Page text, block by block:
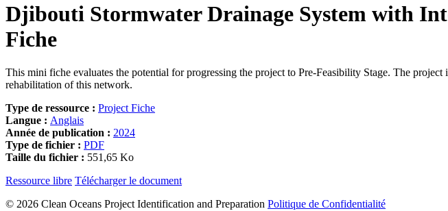
Djibouti Stormwater Drainage System with
Fiche
This mini fiche evaluates the potential for progressing the project to Pre-Feasibility Stage. The
rehabilitation of this network.
Type de ressource : Project Fiche
Langue : Anglais
Année de publication : 2024
Type de fichier : PDF
Taille du fichier : 551,65 Ko
Ressource libre Télécharger le document
© 2026 Clean Oceans Project Identification and Preparation Politique de Confidentialité